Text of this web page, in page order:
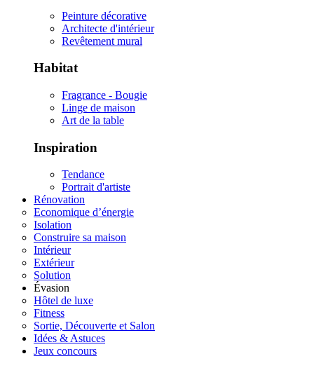
Peinture décorative
Architecte d'intérieur
Revêtement mural
Habitat
Fragrance - Bougie
Linge de maison
Art de la table
Inspiration
Tendance
Portrait d'artiste
Rénovation
Economique d’énergie
Isolation
Construire sa maison
Intérieur
Extérieur
Solution
Évasion
Hôtel de luxe
Fitness
Sortie, Découverte et Salon
Idées & Astuces
Jeux concours